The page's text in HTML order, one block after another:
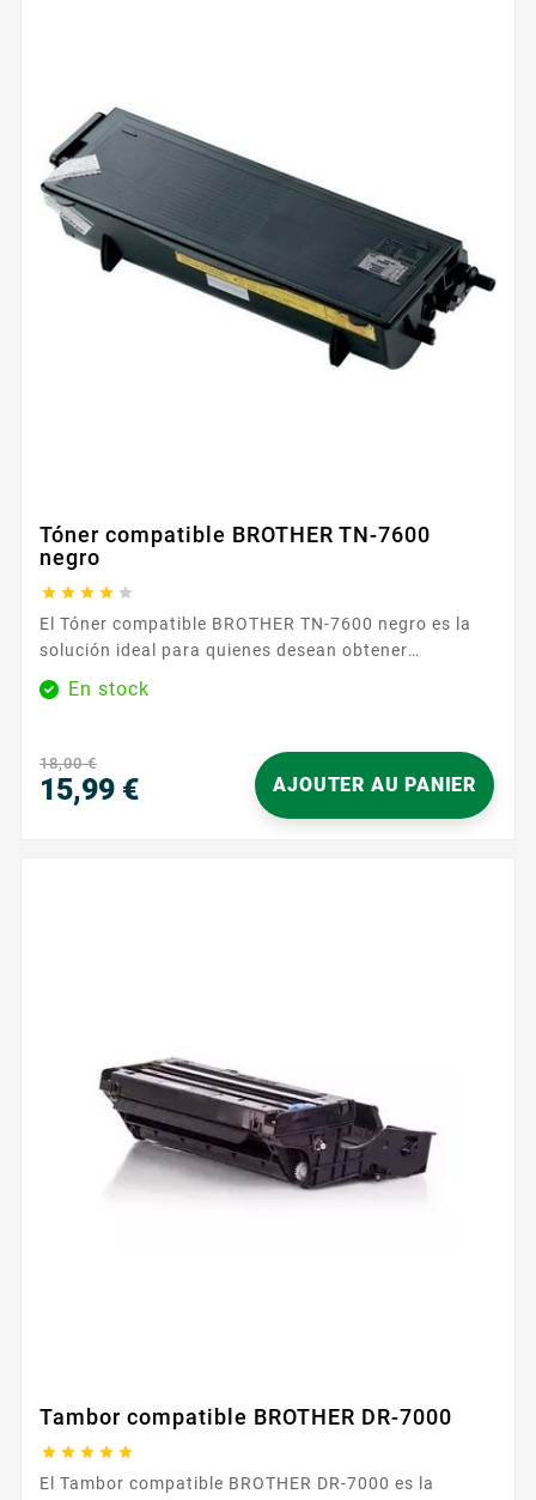
Tóner compatible BROTHER TN-7600
negro
    
El Tóner compatible BROTHER TN-7600 negro es la
solución ideal para quienes desean obtener
impresiones nítidas y uniformes manteniendo el
control de sus gastos. Diseñado para las impresoras
integra fácilmente en su rutina de impresión y
garantiza resultados profesionales para sus textos,
informes y...
En stock
18,00 €
15,99 € AJOUTER AU PANIER
Tambor compatible BROTHER DR-7000
    
El Tambor compatible BROTHER DR-7000 es la